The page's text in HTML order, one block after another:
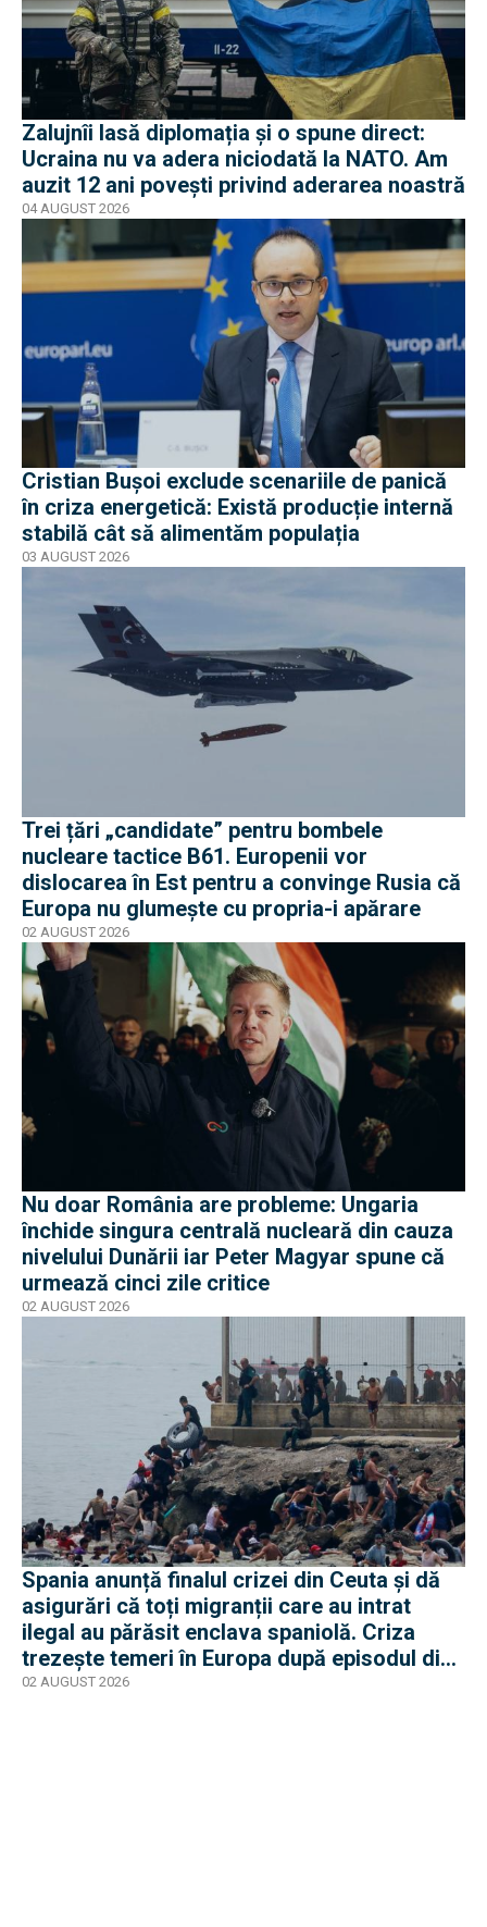
Zalujnîi lasă diplomația și o spune direct:
Ucraina nu va adera niciodată la NATO. Am
auzit 12 ani povești privind aderarea noastră
04 AUGUST 2026
Cristian Bușoi exclude scenariile de panică
în criza energetică: Există producție internă
stabilă cât să alimentăm populația
03 AUGUST 2026
Trei țări „candidate” pentru bombele
nucleare tactice B61. Europenii vor
dislocarea în Est pentru a convinge Rusia că
Europa nu glumește cu propria-i apărare
02 AUGUST 2026
Nu doar România are probleme: Ungaria
închide singura centrală nucleară din cauza
nivelului Dunării iar Peter Magyar spune că
urmează cinci zile critice
02 AUGUST 2026
Spania anunță finalul crizei din Ceuta și dă
asigurări că toți migranții care au intrat
ilegal au părăsit enclava spaniolă. Criza
trezește temeri în Europa după episodul din
2015
02 AUGUST 2026